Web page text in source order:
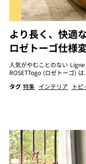
より長く、快適
ロゼトーゴ仕様
人気がやむことのない
ROSETTogo (ロゼトーゴ) は
タグ 特集 インテリア
トピ